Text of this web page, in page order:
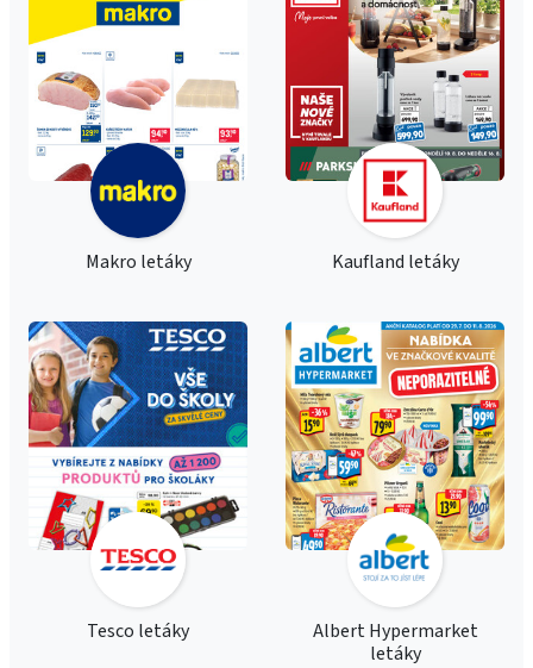
Makro letáky Kaufland letáky
Tesco letáky
Albert Hypermarket
letáky